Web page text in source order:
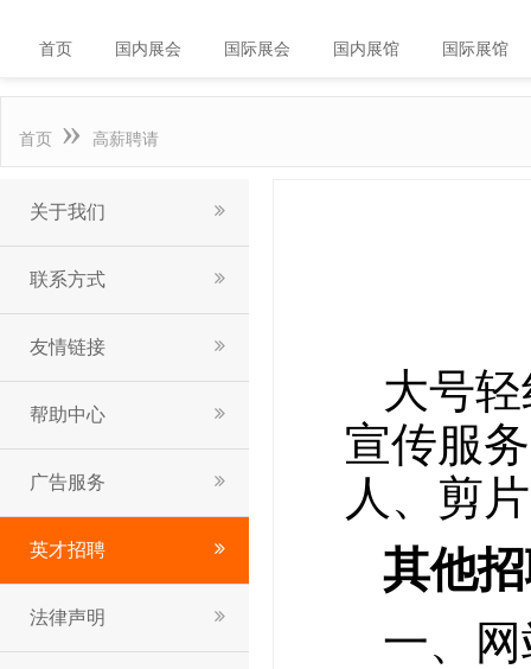
首页 国内展会 国际展会 国内展馆 国际展馆
首页 » 高薪聘请
关于我们
联系方式
友情链接
帮助中心
广告服务
英才招聘
法律声明
大号
宣传服
人、剪
其他
一、